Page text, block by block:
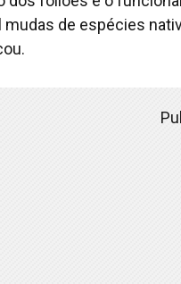
de espécies